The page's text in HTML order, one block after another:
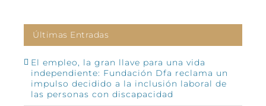
Últimas Entradas
El empleo, la gran llave para una vida
independiente: Fundación Dfa reclama un
impulso decidido a la inclusión laboral de
las personas con discapacidad